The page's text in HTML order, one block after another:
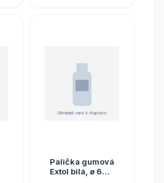
Palička gumová
Extol bílá, ø 60